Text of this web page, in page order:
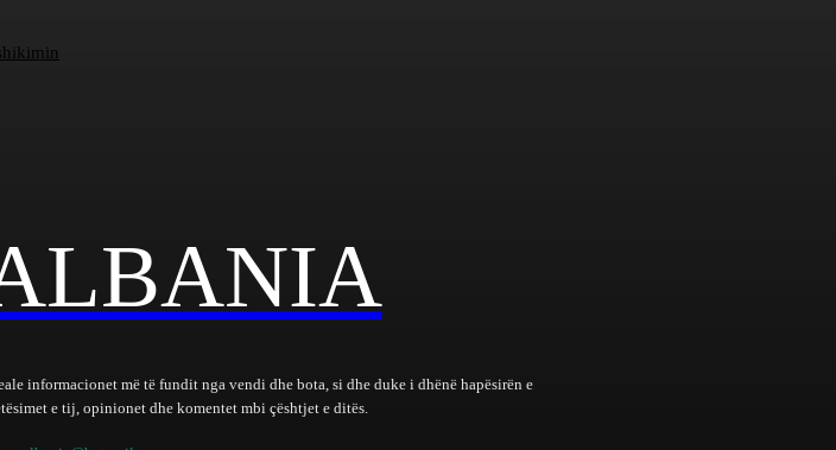
informacionet më të fundit nga vendi dhe bota, si dhe duke i dhënë hapësirën e
e tij, opinionet dhe komentet mbi çështjet e ditës.